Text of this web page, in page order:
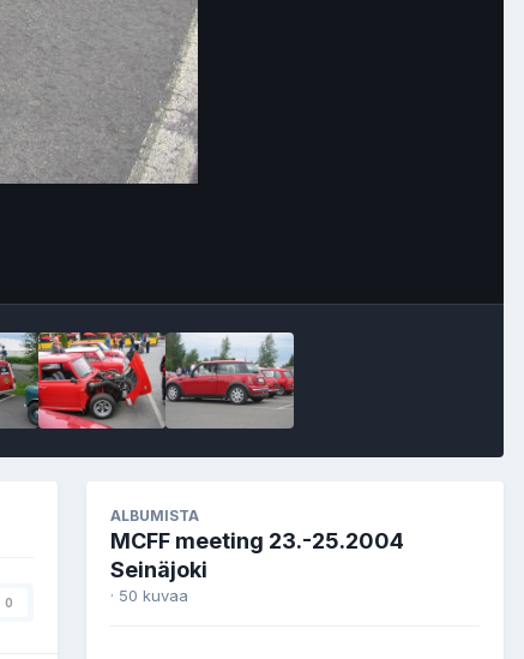
0
ALBUMISTA
MCFF meeting 23.-25.2004
Seinäjoki
· 50 kuvaa